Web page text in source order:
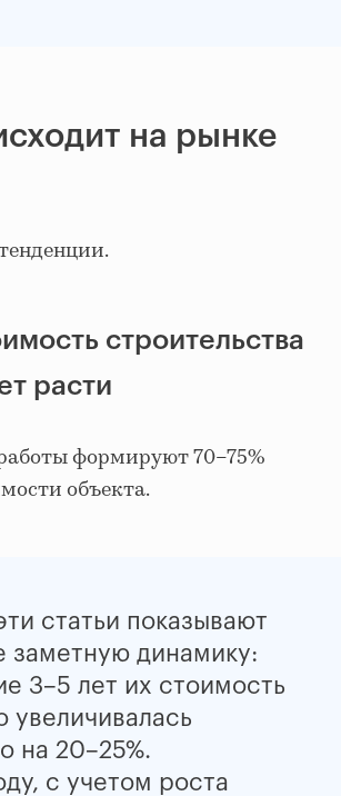
на рынке
строительства
расти
формируют 70–75%
объекта.
статьи показывают
заметную динамику:
3–5 лет их стоимость
увеличивалась
на 20–25%.
с учетом роста